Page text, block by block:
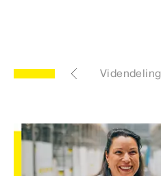
Rådgivning Videndeling